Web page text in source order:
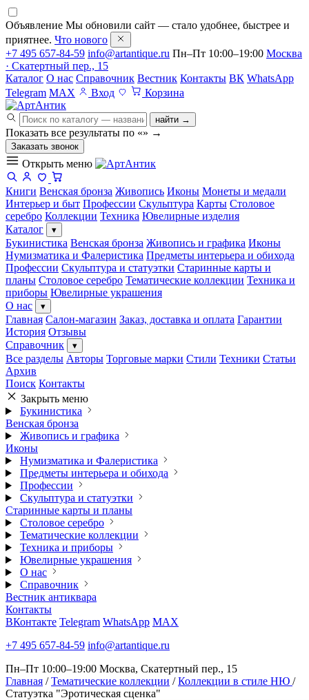
Объявление Мы обновили сайт — стало удобнее, быстрее и
приятнее. Что нового
+7 495 657-84-59 info@artantique.ru Пн–Пт 10:00–19:00 Москва
· Скатертный пер., 15
Каталог О нас Справочник Вестник Контакты ВК WhatsApp
Telegram MAX Вход Корзина
найти →
Показать все результаты по «» →
Заказать звонок
Открыть меню
Книги Венская бронза Живопись Иконы Монеты и медали
Интерьер и быт Профессии Скульптура Карты Столовое
серебро Коллекции Техника Ювелирные изделия
Каталог
▾
Букинистика Венская бронза Живопись и графика Иконы
Нумизматика и Фалеристика Предметы интерьера и обихода
Профессии Скульптура и статуэтки Старинные карты и
планы Столовое серебро Тематические коллекции Техника и
приборы Ювелирные украшения
О нас
▾
Главная Салон-магазин Заказ, доставка и оплата Гарантии
История Отзывы
Справочник
▾
Все разделы Авторы Торговые марки Стили Техники Статьи
Архив
Поиск Контакты
Закрыть меню
Букинистика
Венская бронза
Живопись и графика
Иконы
Нумизматика и Фалеристика
Предметы интерьера и обихода
Профессии
Скульптура и статуэтки
Старинные карты и планы
Столовое серебро
Тематические коллекции
Техника и приборы
Ювелирные украшения
О нас
Справочник
Вестник антиквара
Контакты
ВКонтакте Telegram WhatsApp MAX
+7 495 657-84-59 info@artantique.ru
Пн–Пт 10:00–19:00 Москва, Скатертный пер., 15
Главная / Тематические коллекции / Коллекции в стиле НЮ /
Статуэтка "Эротическая сценка"